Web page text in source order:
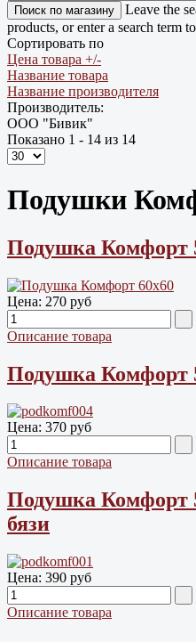
Leave the
products, or enter a search term
Сортировать по
Цена товара +/-
Название товара
Название производителя
Производитель:
ООО "Бивик"
Показано 1 - 14 из 14
Подушки
Подушка Комфорт
Цена: 270 руб
Описание товара
Подушка Комфорт
Цена: 370 руб
Описание товара
Подушка Комфорт
бязи
Цена: 390 руб
Описание товара